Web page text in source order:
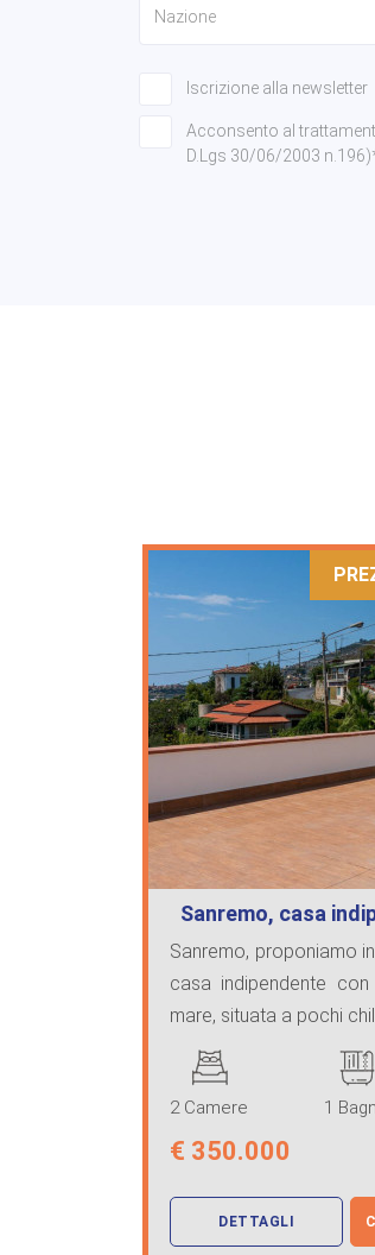
Iscrizione alla newsletter
Acconsento al
D.Lgs 30/06/2003
Sanremo, casa
mare
Sanremo, proponiamo
casa indipendente
mare, situata a pochi
2 Camere 1
€ 350.000
DETTAGLI